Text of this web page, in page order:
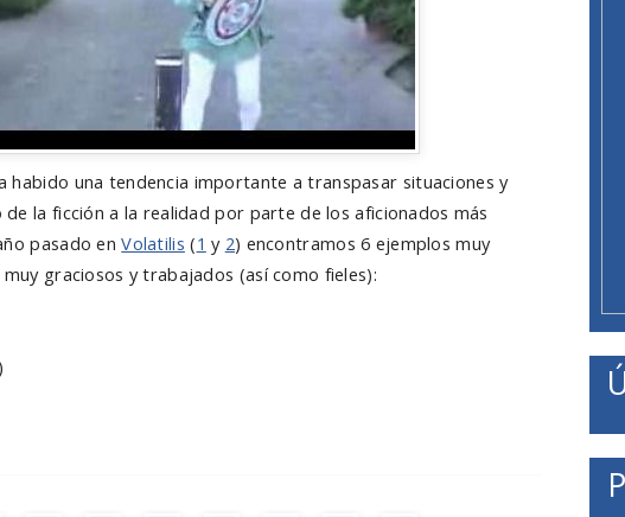
habido una tendencia importante a transpasar situaciones y
la ficción a la realidad por parte de los aficionados más
pasado enVolatilis (1 y 2) encontramos 6 ejemplos muy
graciosos y trabajados (así como fieles):
)